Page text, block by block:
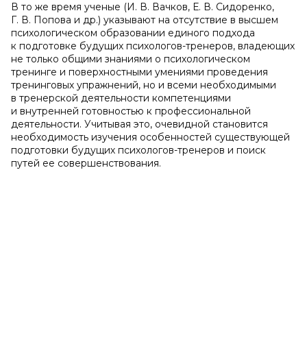
В то же время ученые (И. В. Вачков, Е. В. Сидоренко,
Г. В. Попова и др.) указывают на отсутствие в высшем
психологическом образовании единого подхода
к подготовке будущих психологов-тренеров, владеющих
не только общими знаниями о психологическом
тренинге и поверхностными умениями проведения
тренинговых упражнений, но и всеми необходимыми
в тренерской деятельности компетенциями
и внутренней готовностью к профессиональной
деятельности. Учитывая это, очевидной становится
необходимость изучения особенностей существующей
подготовки будущих психологов-тренеров и поиск
путей ее совершенствования.